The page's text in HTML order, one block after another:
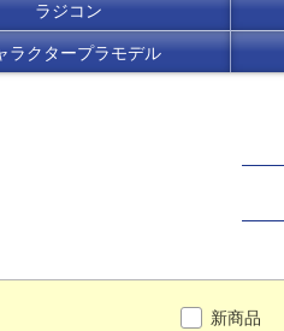
ラジコン
ラクタープラモデル
新商品